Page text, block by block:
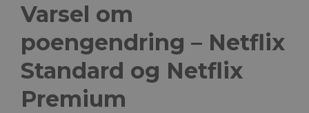
Varsel om
poengendring – Netflix
Standard og Netflix
Premium